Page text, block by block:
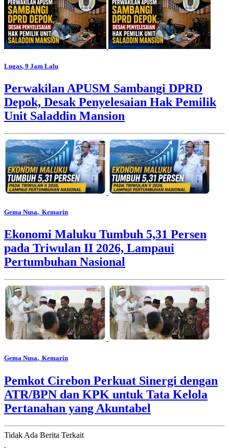
Lugas, 9 Jam Lalu
Perwakilan APUSM Sambangi DPRD
Depok, Desak Penyelesaian Hak Pemilik
Unit Saladdin Mansion
Gema Nusa, Kemarin
Ekonomi Maluku Tumbuh 5,31 Persen
pada Triwulan II 2026, Lampaui
Pertumbuhan Nasional
Gema Nusa, Kemarin
Pemkot Cirebon Perkuat Sinergi dengan
ATR/BPN dan KPK untuk Tata Kelola
Pertanahan yang Akuntabel
Tidak Ada Berita Terkait